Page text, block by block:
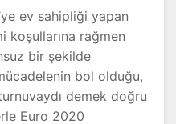
ev sahipliği yapan
koşullarına rağmen
bir şekilde
bol olduğu,
demek doğru
Euro 2020